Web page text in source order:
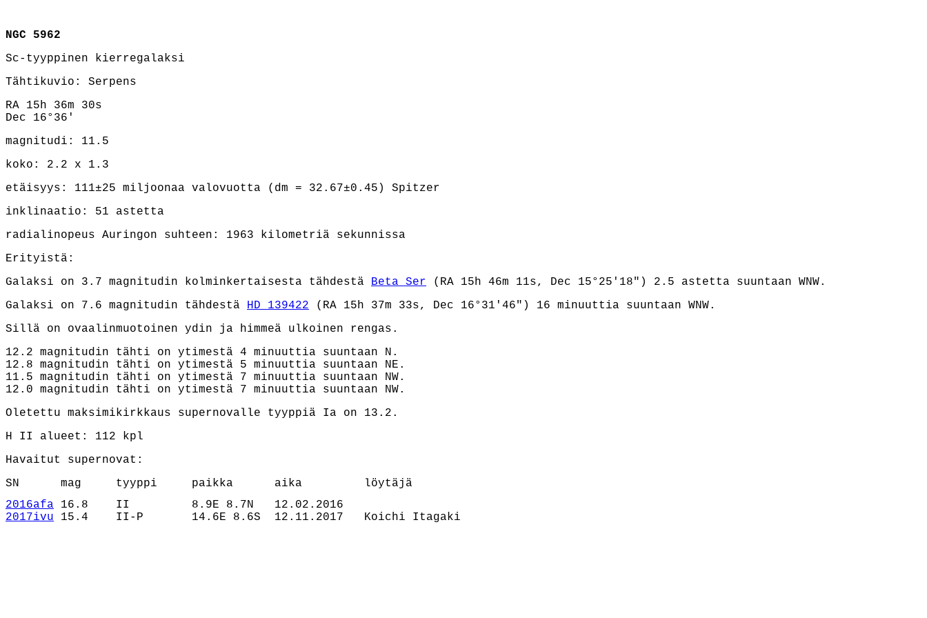
NGC 5962
Sc-tyyppinen kierregalaksi
Tähtikuvio: Serpens
RA 15h 36m 30s
Dec 16°36'
magnitudi: 11.5
koko: 2.2 x 1.3
etäisyys: 111±25 miljoonaa valovuotta (dm = 32.67±0.45) Spitzer
inklinaatio: 51 astetta
radialinopeus Auringon suhteen: 1963 kilometriä sekunnissa
Erityistä:
Galaksi on 3.7 magnitudin kolminkertaisesta tähdestä Beta Ser (RA 15h 46m 11s, Dec 15°25'18") 2.5 astetta suuntaan WNW.
Galaksi on 7.6 magnitudin tähdestä HD 139422 (RA 15h 37m 33s, Dec 16°31'46") 16 minuuttia suuntaan WNW.
Sillä on ovaalinmuotoinen ydin ja himmeä ulkoinen rengas.
12.2 magnitudin tähti on ytimestä 4 minuuttia suuntaan N.
12.8 magnitudin tähti on ytimestä 5 minuuttia suuntaan NE.
11.5 magnitudin tähti on ytimestä 7 minuuttia suuntaan NW.
12.0 magnitudin tähti on ytimestä 7 minuuttia suuntaan NW.
Oletettu maksimikirkkaus supernovalle tyyppiä Ia on 13.2.
H II alueet: 112 kpl
Havaitut supernovat:
SN      mag     tyyppi     paikka      aika         löytäjä
2016afa
2017ivu 15.4    II-P       14.6E 8.6S  12.11.2017   Koichi Itagaki